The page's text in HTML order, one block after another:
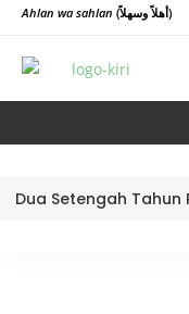
Ahlan wa sahlan (أهلاً وسهلاً)